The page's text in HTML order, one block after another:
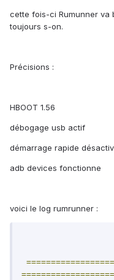
cette fois-ci Rumunner va
toujours s-on.
Précisions :
HBOOT 1.56
débogage usb actif
démarrage rapide
adb devices fonctionne
voici le log rumrunner :